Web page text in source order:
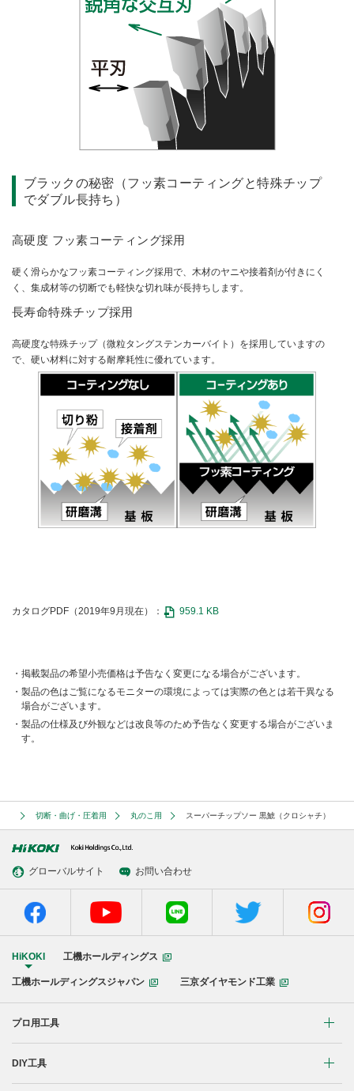
ブラックの秘密（フッ素コーティングと特殊チップ
でダブル長持ち）
高硬度 フッ素コーティング採用
硬く滑らかなフッ素コーティング採用で、木材のヤニや接着剤が付きにく
く、集成材等の切断でも軽快な切れ味が長持ちします。
長寿命特殊チップ採用
高硬度な特殊チップ（微粒タングステンカーバイト）を採用していますの
で、硬い材料に対する耐摩耗性に優れています。
カタログPDF（2019年9月現在）： 959.1 KB
掲載製品の希望小売価格は予告なく変更になる場合がございます。
製品の色はご覧になるモニターの環境によっては実際の色とは若干異なる
場合がございます。
製品の仕様及び外観などは改良等のため予告なく変更する場合がございま
す。
切断・曲げ・圧着用 丸のこ用 スーパーチップソー 黒鯱（クロシャチ）
グローバルサイト お問い合わせ
HiKOKI 工機ホールディングス
工機ホールディングスジャパン 三京ダイヤモンド工業
プロ用工具
リチウムイオンコードレス製品
DIY工具